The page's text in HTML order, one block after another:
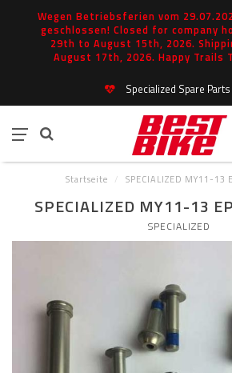
Wegen Betriebsferien vom
geschlossen! Closed for company
29th to August 15th, 2026.
August 17th, 2026. Happy Trails
Specialized Spare
Startseite / SPECIALIZED MY11-13
SPECIALIZED MY11-13
SPECIALIZED